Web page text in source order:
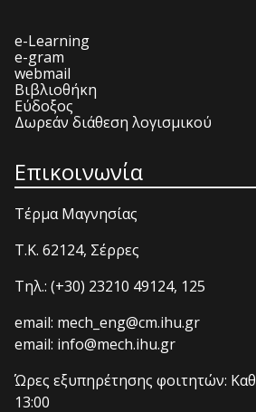
e-Learning
e-gram
webmail
Βιβλιοθήκη
Εύδοξος
Δωρεάν διάθεση λογισμικού
Επικοινωνία
Τέρμα Μαγνησίας
T.K. 62124, Σέρρες
Τηλ.: (+30) 23210 49124, 125
email: mech_eng@cm.ihu.gr
email: info@mech.ihu.gr
Ώρες εξυπηρέτησης φοιτητών:
13:00